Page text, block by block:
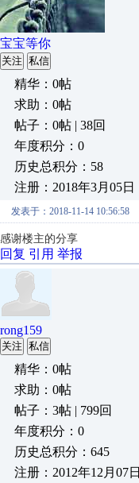
宝宝等你
关注 私信
精华：0帖
求助：0帖
帖子：0帖 | 38回
年度积分：0
历史总积分：58
注册：2018年3月05日
发表于：2018-11-14 10:56:58
感谢楼主的分享
回复 引用 举报
rong159
关注 私信
精华：0帖
求助：0帖
帖子：3帖 | 799回
年度积分：0
历史总积分：645
注册：2012年12月07日